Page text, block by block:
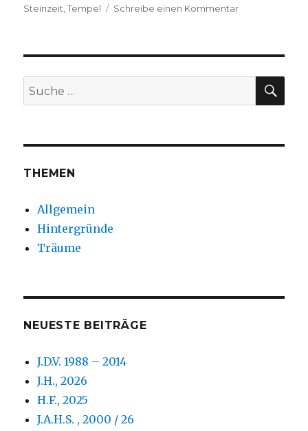
am
Steinzeit,Tempel Schreibe einen Kommentarzu
Suche
nach:
THEMEN
Allgemein
Hintergründe
Träume
NEUESTE BEITRÄGE
J.D.V. 1988 – 2014
J.H., 2026
H.F., 2025
J.A.H.S. , 2000 / 26